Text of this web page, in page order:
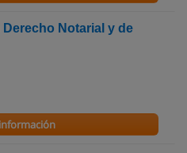
Notarial y de